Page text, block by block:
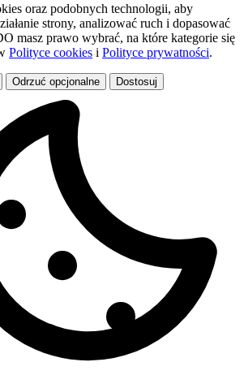
oraz podobnych technologii, aby
strony, analizować ruch i dopasować
masz prawo wybrać, na które kategorie się
Polityce cookies i Polityce prywatności.
Odrzuć opcjonalne Dostosuj